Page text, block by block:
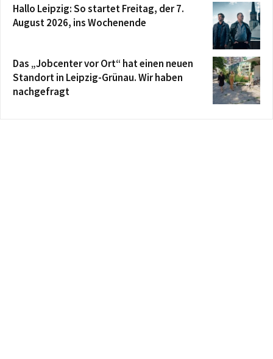
Hallo Leipzig: So startet Freitag, der 7.
August 2026, ins Wochenende
Das „Jobcenter vor Ort“ hat einen neuen
Standort in Leipzig-Grünau. Wir haben
nachgefragt